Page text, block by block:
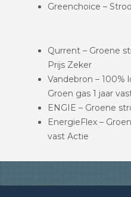
Greenchoice –
Qurrent – Groene
Prijs Zeker
Vandebron – 100%
Groen gas 1 jaar
ENGIE – Groene
EnergieFlex –
vast Actie